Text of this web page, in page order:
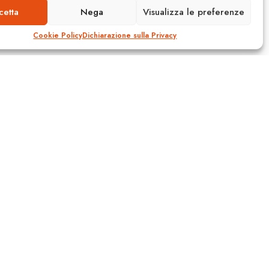
Nega Visualizza le preferenze
Cookie PolicyDichiarazione sulla Privacy